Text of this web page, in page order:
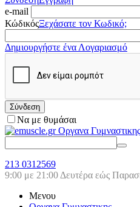
e-mail
ΚώδικόςΞεχάσατε τον Κωδικό;
Δημιουργήστε ένα Λογαριασμό
Σύνδεση
Να με θυμάσαι
213 0312569
9:00 με 21:00 Δευτέρα εώς
Μενου